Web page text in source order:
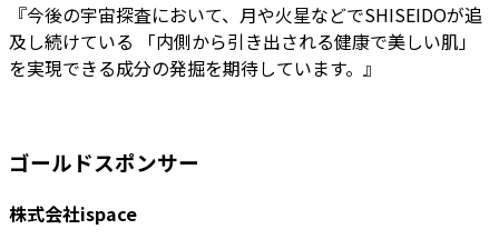
『今後の宇宙探査において、月や火星などでSHISEIDOが追
及し続けている 「内側から引き出される健康で美しい肌」
を実現できる成分の発掘を期待しています。』
ゴールドスポンサー
株式会社ispace